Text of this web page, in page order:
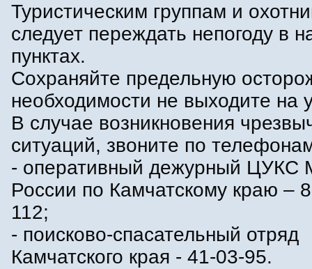
Туристическим группам и
следует переждать непогоду в
пунктах.
Сохраняйте предельную
необходимости не выходите на
В случае возникновения
ситуаций, звоните по
- оперативный дежурный ЦУКС
России по Камчатскому краю –
112;
- поисково-спасательный отряд
Камчатского края - 41-03-95.